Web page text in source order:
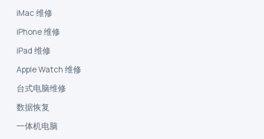
iMac 维修
iPhone 维修
iPad 维修
Apple Watch 维修
台式电脑维修
数据恢复
一体机电脑